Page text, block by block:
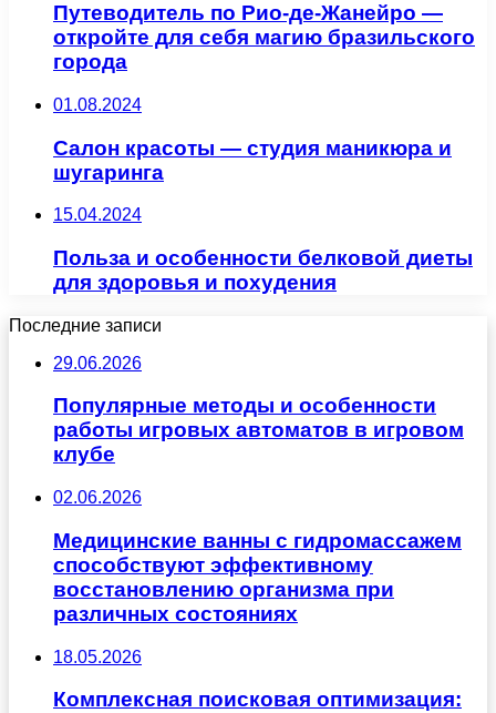
Путеводитель по Рио-де-Жанейро —
откройте для себя магию бразильского
города
01.08.2024
Салон красоты — студия маникюра и
шугаринга
15.04.2024
Польза и особенности белковой диеты
для здоровья и похудения
Последние записи
29.06.2026
Популярные методы и особенности
работы игровых автоматов в игровом
клубе
02.06.2026
Медицинские ванны с гидромассажем
способствуют эффективному
восстановлению организма при
различных состояниях
18.05.2026
Комплексная поисковая оптимизация: